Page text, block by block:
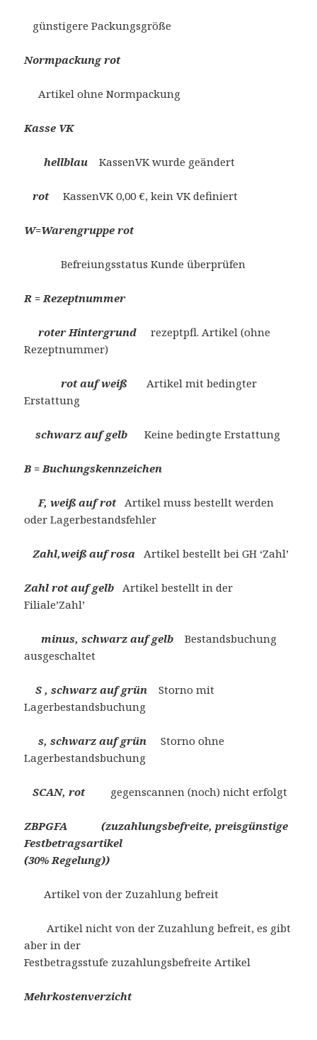
günstigere Packungsgröße
Normpackung rot
Artikel ohne Normpackung
Kasse VK
hellblau KassenVK wurde geändert
rot KassenVK 0,00 €, kein VK definiert
W=Warengruppe rot
Befreiungsstatus Kunde überprüfen
R = Rezeptnummer
roter Hintergrund
rezeptpfl. Artikel (ohne
Rezeptnummer)
rot auf weiß Artikel mit bedingter
Erstattung
schwarz auf gelb Keine bedingte Erstattung
B = Buchungskennzeichen
F, weiß auf rot
Artikel muss bestellt werden
oder Lagerbestandsfehler
Zahl,weiß auf rosa Artikel bestellt bei GH ‘Zahl’
Zahl rot auf gelb Artikel bestellt in der
Filiale’Zahl’
minus, schwarz auf gelb
Bestandsbuchung
ausgeschaltet
S , schwarz auf grün
Storno mit
Lagerbestandsbuchung
s, schwarz auf grün
Storno ohne
Lagerbestandsbuchung
SCAN, rot gegenscannen (noch) nicht erfolgt
ZBPGFA (zuzahlungsbefreite, preisgünstige
Festbetragsartikel
(30% Regelung))
Artikel von der Zuzahlung befreit
Artikel nicht von der Zuzahlung befreit, es gibt
aber in der
Festbetragsstufe zuzahlungsbefreite Artikel
Mehrkostenverzicht